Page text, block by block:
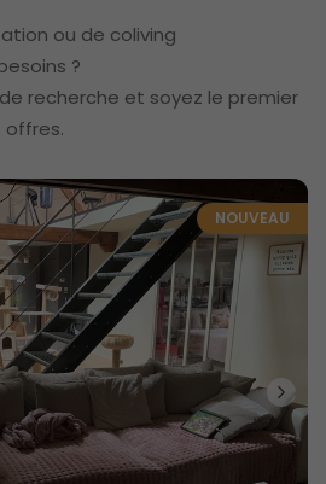
Mot de passe oublié?
ou de coliving
?
recherche et soyez le premier
offres.
NOUVEAU